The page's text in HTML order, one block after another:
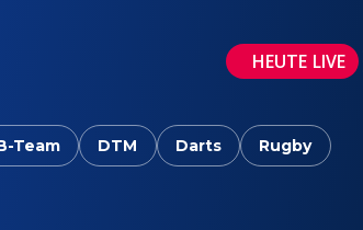
HEUTE LIVE
Team DTM Darts Rugby